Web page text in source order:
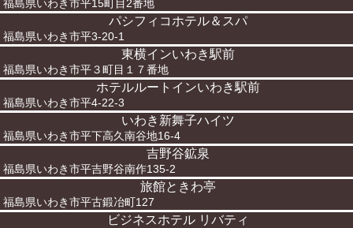
福島県いわき市平15町目2番地
パシフィコホテル＆スパ
福島県いわき市平3-20-1
東横インいわき駅前
福島県いわき市平３町目１７番地
ホテルルートインいわき駅前
福島県いわき市平4-22-3
いわき新舞子ハイツ
福島県いわき市平下高久南谷地16-4
吉野谷鉱泉
福島県いわき市平吉野谷南作135-2
旅館ときわ亭
福島県いわき市平古鍛冶町127
ビジネスホテル リバティ